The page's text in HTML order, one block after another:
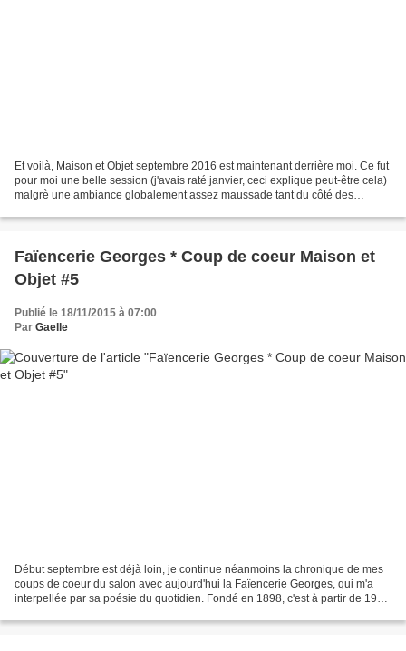
Et voilà, Maison et Objet septembre 2016 est maintenant derrière moi. Ce fut
pour moi une belle session (j'avais raté janvier, ceci explique peut-être cela)
malgrè une ambiance globalement assez maussade tant du côté des
Faïencerie Georges * Coup de coeur Maison et
Objet #5
Publié le 18/11/2015 à 07:00
Par Gaelle
Début septembre est déjà loin, je continue néanmoins la chronique de mes
coups de coeur du salon avec aujourd'hui la Faïencerie Georges, qui m'a
interpellée par sa poésie du quotidien. Fondé en 1898, c'est à partir de 1926